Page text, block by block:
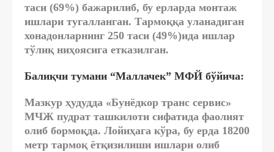
таси (69%) бажарилиб, бу ерларда монтаж
ишлари тугалланган. Тармоққа уланадиган
хонадонларнинг 250 таси (49%)ида ишлар
тўлиқ ниҳоясига етказилган.
Балиқчи тумани “Маллачек” МФЙ бўйича:
Мазкур ҳудудда «Бунёдкор транс сервис»
МЧЖ пудрат ташкилоти сифатида фаолият
олиб бормоқда. Лойиҳага кўра, бу ерда 18200
метр тармоқ ётқизилиши ишлари олиб